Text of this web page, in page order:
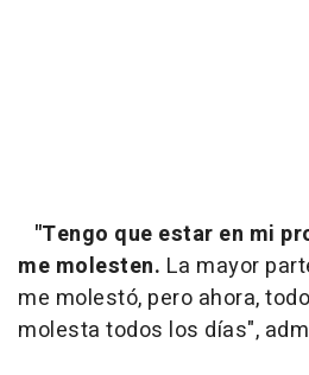
"Tengo que estar en mi
me molesten. La mayor
me molestó, pero ahora,
molesta todos los días",